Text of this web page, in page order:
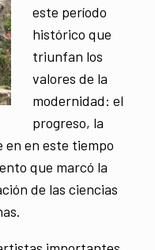
este período
histórico que
triunfan los
valores de la
modernidad: el
progreso, la
en en este tiempo
que marcó la
de las ciencias